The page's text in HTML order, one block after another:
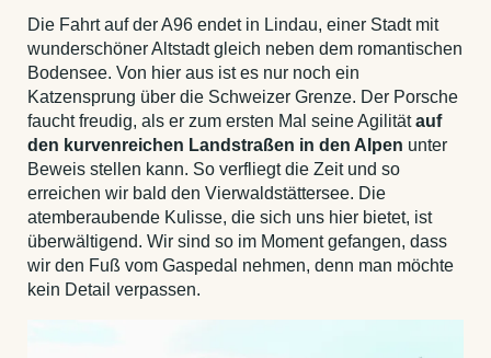
Die Fahrt auf der A96 endet in Lindau, einer Stadt mit
wunderschöner Altstadt gleich neben dem romantischen
Bodensee. Von hier aus ist es nur noch ein
Katzensprung über die Schweizer Grenze. Der Porsche
faucht freudig, als er zum ersten Mal seine Agilitätauf
den kurvenreichen Landstraßen in den Alpen unter
Beweis stellen kann. So verfliegt die Zeit und so
erreichen wir bald den Vierwaldstättersee. Die
atemberaubende Kulisse, die sich uns hier bietet, ist
überwältigend. Wir sind so im Moment gefangen, dass
wir den Fuß vom Gaspedal nehmen, denn man möchte
kein Detail verpassen.